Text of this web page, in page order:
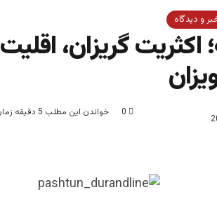
و دیدگاه
گریزان، اقلیت
0 خواندن این مطلب 5 دقیقه زمان میبرد